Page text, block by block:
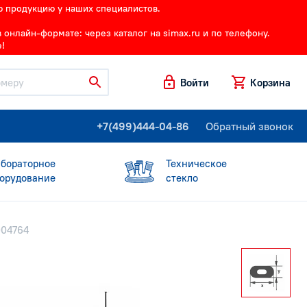
у наших специалистов.
формате: через каталог на simax.ru и по телефону.
Войти Корзина
+7(499)444-04-86 Обратный звонок
Техническое
стекло